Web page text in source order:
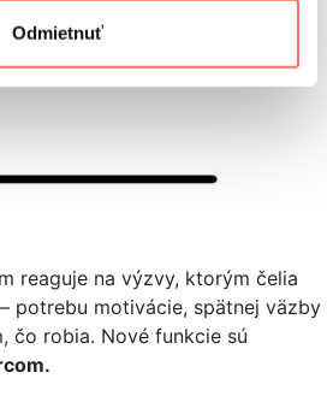
Odmietnuť
reaguje na výzvy, ktorým čelia
potrebu motivácie, spätnej väzby
čo robia. Nové funkcie sú